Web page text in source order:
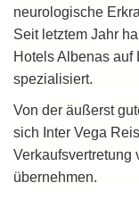
neurologische
Seit letztem Jahr
Hotels Albenas
spezialisiert.
Von der äußerst
sich Inter Vega
Verkaufsvertretung
übernehmen.